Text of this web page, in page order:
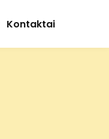
Kontaktai